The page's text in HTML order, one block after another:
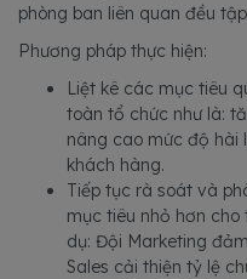
phòng ban liên quan đều
Phương pháp thực hiện:
Liệt kê các mục tiêu
toàn tổ chức như là:
nâng cao mức độ hài
khách hàng.
Tiếp tục rà soát và
mục tiêu nhỏ hơn cho
dụ: Đội Marketing
Sales cải thiện tỷ lệ